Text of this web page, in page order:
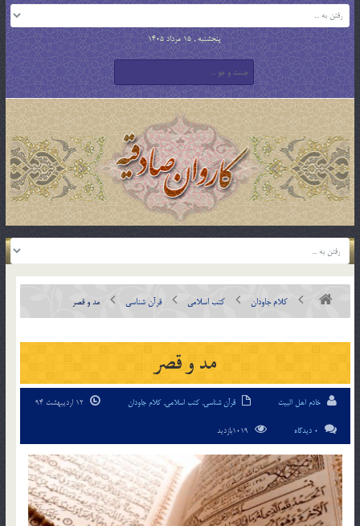
پنجشنبه , 15 مرداد 1405
کلام جاودان کتب اسلامی قرآن شناسی مد و قصر
مد و قصر
خادم اهل البیت قرآن شناسی,کتب اسلامی,کلام جاودان
0 دیدگاه